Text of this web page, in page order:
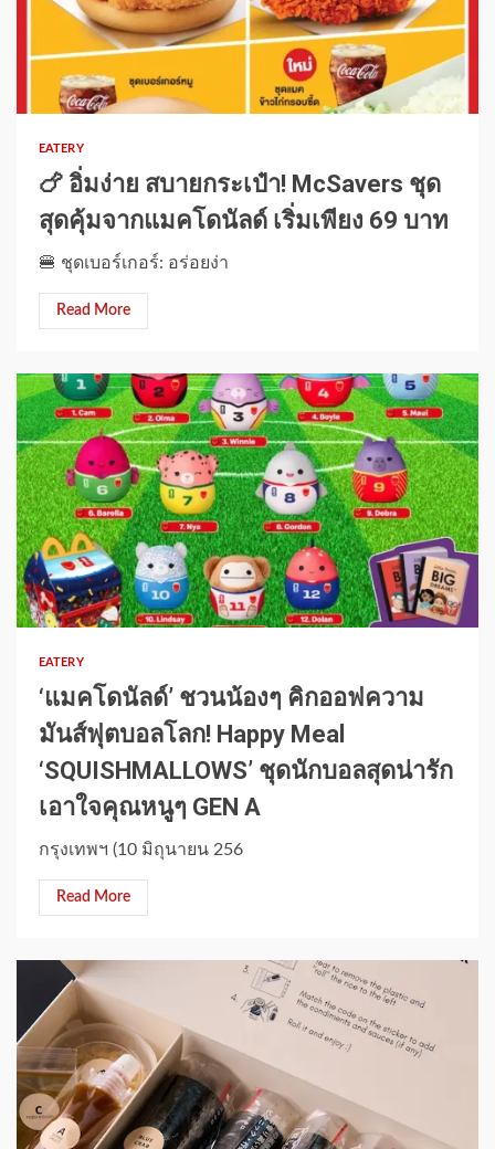
1 min read
EATERY
🍗 อิ่มง่าย สบายกระเป๋า! McSavers ชุด
สุดคุ้มจากแมคโดนัลด์ เริ่มเพียง 69 บาท
🍔 ชุดเบอร์เกอร์: อร่อยง่า
Read More
1 min read
EATERY
‘แมคโดนัลด์’ ชวนน้องๆ คิกออฟความ
มันส์ฟุตบอลโลก! Happy Meal
‘SQUISHMALLOWS’ ชุดนักบอลสุดน่ารัก
เอาใจคุณหนูๆ GEN A
กรุงเทพฯ (10 มิถุนายน 256
Read More